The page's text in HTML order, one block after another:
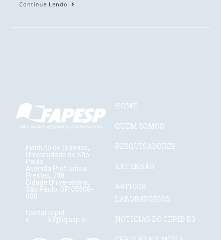
Continue Lendo
Instituto de Química,
Universidade de São
Paulo
Avenida Prof. Lineu
Prestes, 748
Cidade Universitária,
São Paulo, SP, 05508-
000
Contat
o:
cepid-
b3@iq.usp.br
HOME
QUEM SOMOS
PESQUISADORES
EXTENSÃO
ARTIGOS
LABORATÓRIOS
NOTÍCIAS DO CEPID B3